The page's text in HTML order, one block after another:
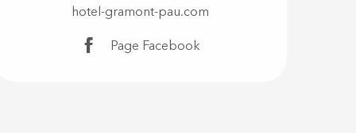
hotel-gramont-pau.com
Page Facebook